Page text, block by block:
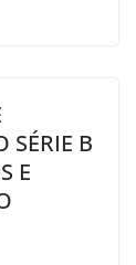
SÉRIE B
E